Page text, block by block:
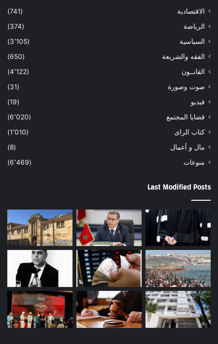
الاقتصادية
(741)
الرياضة
(374)
السياسية
(3٬105)
الفقه والشريعة
(650)
القانــون
(4٬122)
صوت وصورة
(31)
فيديو
(19)
قضايا المجتمع
(6٬020)
كتاب الراى
(1٬010)
مال و أعمال
(8)
منوعات
(6٬469)
Last Modified Posts